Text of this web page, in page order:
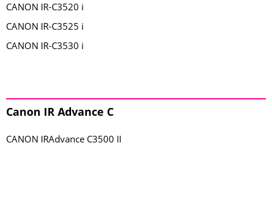
CANON IR-C3520 i
CANON IR-C3525 i
CANON IR-C3530 i
Canon IR Advance C
CANON IRAdvance C3500 II